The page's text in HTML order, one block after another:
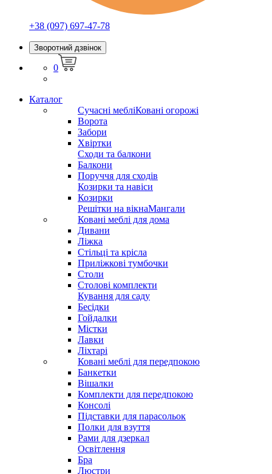
+38 (097) 697-47-78
Зворотний дзвінок
0
Каталог
Сучасні мебліКовані огорожі
Ворота
Забори
Хвіртки
Сходи та балкони
Балкони
Поруччя для сходів
Козирки та навіси
Козирки
Решітки на вікнаМангали
Ковані меблі для дома
Дивани
Ліжка
Стільці та крісла
Приліжкові тумбочки
Столи
Столові комплекти
Кування для саду
Бесідки
Гойдалки
Містки
Лавки
Ліхтарі
Ковані меблі для передпокою
Банкетки
Вішалки
Комплекти для передпокою
Консолі
Підставки для парасольок
Полки для взуття
Рами для дзеркал
Освітлення
Бра
Люстри